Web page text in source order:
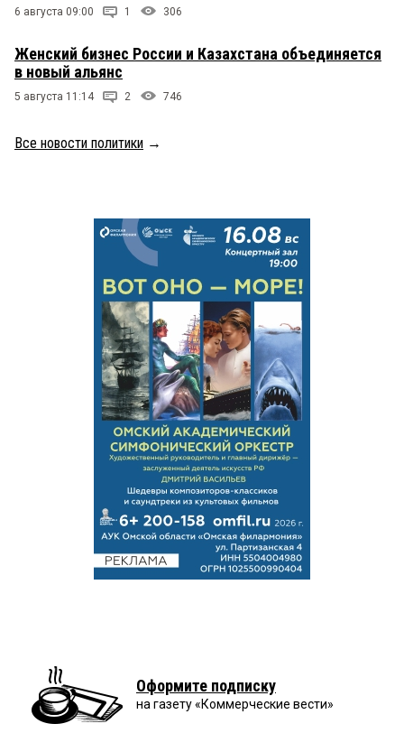
6 августа 09:00 1 306
Женский бизнес России и Казахстана объединяется
в новый альянс
5 августа 11:14 2 746
Все новости политики →
Оформите подписку
на газету «Коммерческие вести»